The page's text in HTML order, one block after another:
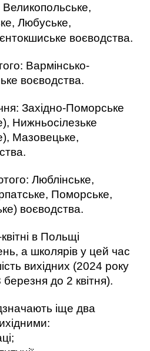
Любуське,
воєводства.
Вармінсько-
воєводства.
Західно-Поморське
Нижньосілезьке
Мазовецьке,
Люблінське,
Поморське,
воєводства.
в Польщі
а школярів у цей час
вихідних (2024 року
березня до 2 квітня).
іще два